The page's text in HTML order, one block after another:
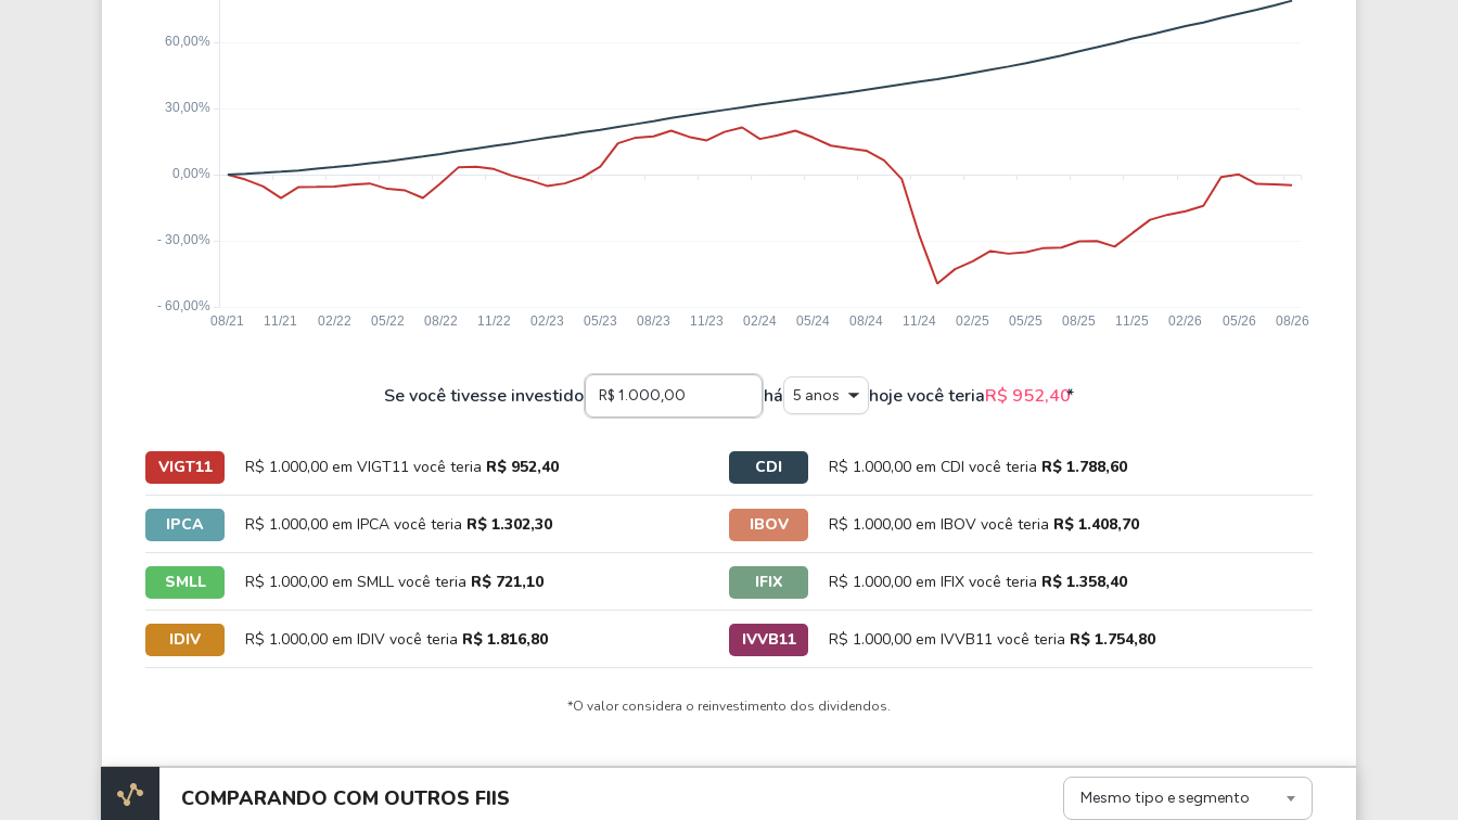
Se você tivesse investido há 5 anos hoje você teriaR$ 952,40*
VIGT11 R$ 1.000,00 em VIGT11 você teria R$ 952,40 CDI R$ 1.000,00 em CDI você teria R$ 1.788,60
IPCA R$ 1.000,00 em IPCA você teria R$ 1.302,30 IBOV R$ 1.000,00 em IBOV você teria R$ 1.408,70
SMLL R$ 1.000,00 em SMLL você teria R$ 721,10 IFIX R$ 1.000,00 em IFIX você teria R$ 1.358,40
IDIV R$ 1.000,00 em IDIV você teria R$ 1.816,80 IVVB11 R$ 1.000,00 em IVVB11 você teria R$ 1.754,80
*O valor considera o reinvestimento dos dividendos.
COMPARANDO COM OUTROS FIIS Mesmo tipo e segmento